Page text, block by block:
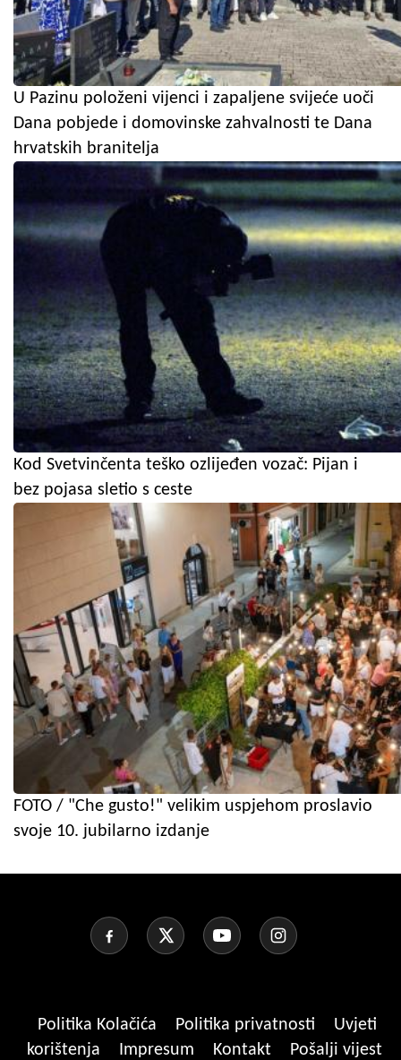
U Pazinu položeni vijenci i zapaljene svijeće uoči
Dana pobjede i domovinske zahvalnosti te Dana
hrvatskih branitelja
Kod Svetvinčenta teško ozlijeđen vozač: Pijan i
bez pojasa sletio s ceste
FOTO / "Che gusto!" velikim uspjehom proslavio
svoje 10. jubilarno izdanje
Politika Kolačića Politika privatnosti
Uvjeti
korištenja
Impresum Kontakt
Pošalji vijest